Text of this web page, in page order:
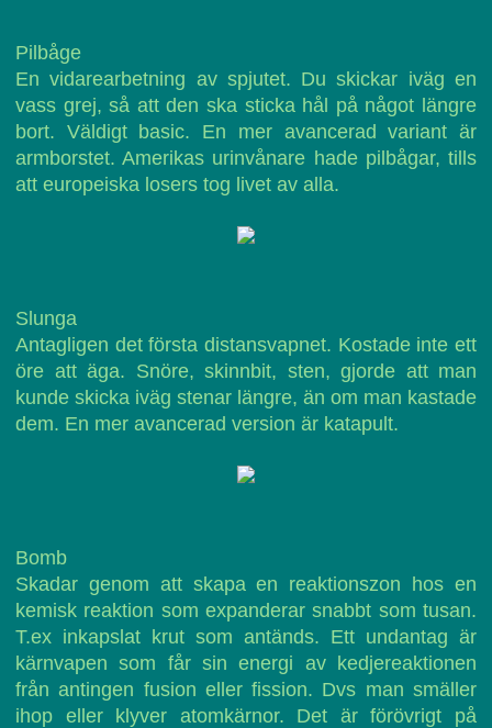
Pilbåge
En vidarearbetning av spjutet. Du skickar iväg en
vass grej, så att den ska sticka hål på något längre
bort. Väldigt basic. En mer avancerad variant är
armborstet. Amerikas urinvånare hade pilbågar, tills
att europeiska losers tog livet av alla.
Slunga
Antagligen det första distansvapnet. Kostade inte ett
öre att äga. Snöre, skinnbit, sten, gjorde att man
kunde skicka iväg stenar längre, än om man kastade
dem. En mer avancerad version är katapult.
Bomb
Skadar genom att skapa en reaktionszon hos en
kemisk reaktion som expanderar snabbt som tusan.
T.ex inkapslat krut som antänds. Ett undantag är
kärnvapen som får sin energi av kedjereaktionen
från antingen fusion eller fission. Dvs man smäller
ihop eller klyver atomkärnor. Det är förövrigt på